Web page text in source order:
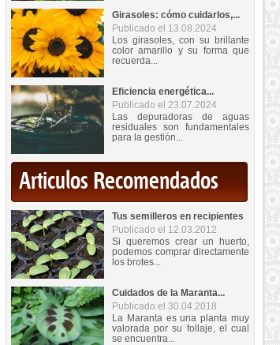
Girasoles: cómo cuidarlos,...
Publicado el 13.08.2024
Los girasoles, con su brillante
color amarillo y su forma que
recuerda...
Eficiencia energética...
Publicado el 23.07.2024
Las depuradoras de aguas
residuales son fundamentales
para la gestión...
Articulos Recomendados
Tus semilleros en recipientes
Publicado el 12.03.2012
Si queremos crear un huerto,
podemos comprar directamente
los brotes...
Cuidados de la Maranta...
Publicado el 30.04.2018
La Maranta es una planta muy
valorada por su follaje, el cual
se encuentra...